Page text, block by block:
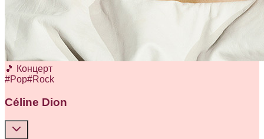
🎵 Концерт
#Pop#Rock
Céline Dion